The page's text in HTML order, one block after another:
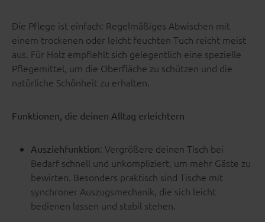
Die Pflege ist einfach: Regelmäßiges Abwischen mit
einem trockenen oder leicht feuchten Tuch reicht meist
aus. Für Holz empfiehlt sich gelegentlich eine spezielle
Pflegemittel, um die Oberfläche zu schützen und die
natürliche Schönheit zu erhalten.
Funktionen, die deinen Alltag erleichtern
Ausziehfunktion: Vergrößere deinen Tisch bei
Bedarf schnell und unkompliziert, um mehr Gäste zu
bewirten. Besonders praktisch sind Tische mit
synchroner Auszugsmechanik, die sich leicht
bedienen lassen und stabil stehen.